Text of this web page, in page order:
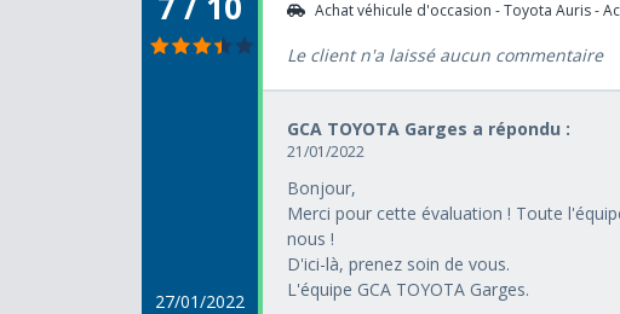
27/01/2022
Achat véhicule d'occasion - Toyota Auris -
Le client n'a laissé aucun commentaire
GCA TOYOTA Garges a répondu :
21/01/2022
Bonjour,
Merci pour cette évaluation ! Toute
nous !
D'ici-là, prenez soin de vous.
L'équipe GCA TOYOTA Garges.